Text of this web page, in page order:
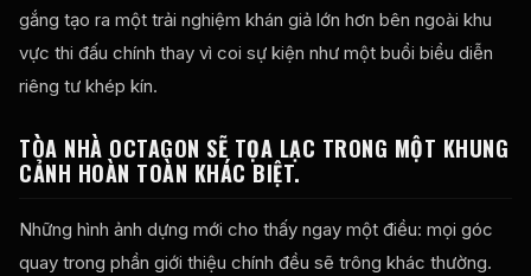
gắng tạo ra một trải nghiệm khán giả lớn hơn bên ngoài khu
vực thi đấu chính thay vì coi sự kiện như một buổi biểu diễn
riêng tư khép kín.
TÒA NHÀ OCTAGON SẼ TỌA LẠC TRONG MỘT KHUNG
CẢNH HOÀN TOÀN KHÁC BIỆT.
Những hình ảnh dựng mới cho thấy ngay một điều: mọi góc
quay trong phần giới thiệu chính đều sẽ trông khác thường.